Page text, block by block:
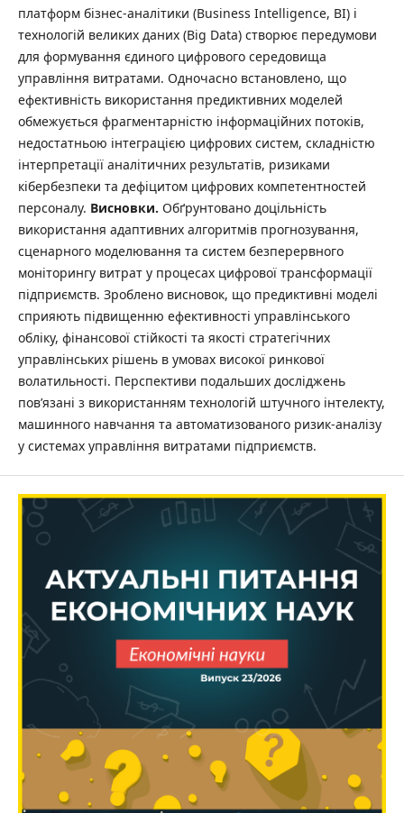
платформ бізнес-аналітики (Business Intelligence, BI) і
технологій великих даних (Big Data) створює передумови
для формування єдиного цифрового середовища
управління витратами. Одночасно встановлено, що
ефективність використання предиктивних моделей
обмежується фрагментарністю інформаційних потоків,
недостатньою інтеграцією цифрових систем, складністю
інтерпретації аналітичних результатів, ризиками
кібербезпеки та дефіцитом цифрових компетентностей
персоналу. Висновки. Обґрунтовано доцільність
використання адаптивних алгоритмів прогнозування,
сценарного моделювання та систем безперервного
моніторингу витрат у процесах цифрової трансформації
підприємств. Зроблено висновок, що предиктивні моделі
сприяють підвищенню ефективності управлінського
обліку, фінансової стійкості та якості стратегічних
управлінських рішень в умовах високої ринкової
волатильності. Перспективи подальших досліджень
пов’язані з використанням технологій штучного інтелекту,
машинного навчання та автоматизованого ризик-аналізу
у системах управління витратами підприємств.